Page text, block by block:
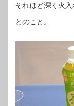
それほど深く火
とのこと。